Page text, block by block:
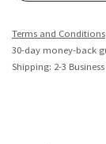
Terms and Conditions
30-day money-back
Shipping: 2-3